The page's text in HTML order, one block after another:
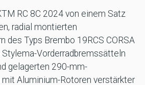
RC 8C 2024 von einem Satz
radial montierten
des Typs Brembo 19RCS CORSA
Stylema-Vorderradbremssätteln
gelagerten 290-mm-
mit Aluminium-Rotoren verstärkter